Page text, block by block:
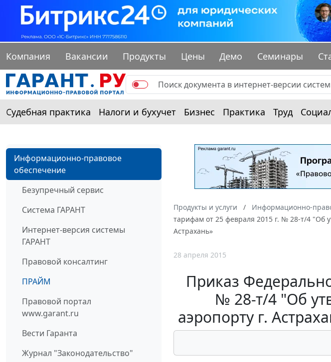
Компания Вакансии Продукты Цены Демо Семинары
Судебная практика Налоги и бухучет Бизнес Практика Труд
Информационно-правовое
обеспечение
Безупречный сервис
Система ГАРАНТ
Интернет-версия системы
ГАРАНТ
Правовой консалтинг
ПРАЙМ
Правовой портал
www.garant.ru
Вести Гаранта
Журнал "Законодательство"
Продукты и услуги Информационно-
тарифам от 25 февраля 2015 г. № 28-т/4 "Об
Астрахань»
28 апреля 2015
Приказ
№ 28-т/4 "Об
аэропорту г.